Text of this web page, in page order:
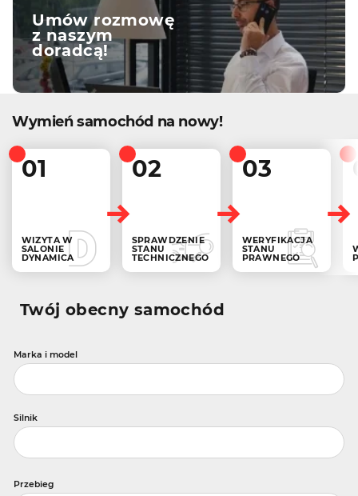
Umów rozmowę
z naszym
doradcą!
Wymień samochód na nowy!
01
WIZYTA W
SALONIE
DYNAMICA
02
SPRAWDZENIE
STANU
TECHNICZNEGO
03
WERYFIKACJA
STANU
PRAWNEGO
Twój obecny samochód
Marka i model
Silnik
Przebieg